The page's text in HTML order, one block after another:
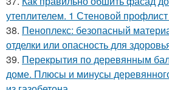
утеплителем. 1 Стеновой
38. Пеноплекс: безопасный
отделки или опасность для
39. Перекрытия по деревянным
доме. Плюсы и минусы